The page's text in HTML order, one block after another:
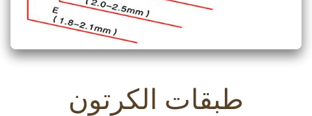
طبقات الكرتون